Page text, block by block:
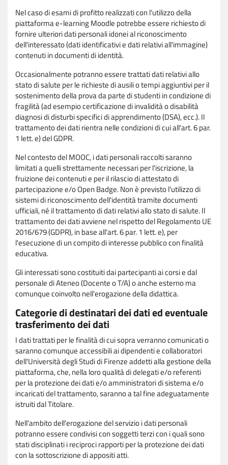
Nel caso di esami di profitto realizzati con l'utilizzo della
piattaforma e-learning Moodle potrebbe essere richiesto di
fornire ulteriori dati personali idonei al riconoscimento
dell'interessato (dati identificativi e dati relativi all'immagine)
contenuti in documenti di identità.
Occasionalmente potranno essere trattati dati relativi allo
stato di salute per le richieste di ausili o tempi aggiuntivi per il
sostenimento della prova da parte di studenti in condizione di
fragilità (ad esempio certificazione di invalidità o disabilità
diagnosi di disturbi specifici di apprendimento (DSA), ecc.). Il
trattamento dei dati rientra nelle condizioni di cui all'art. 6 par.
1 lett. e) del GDPR.
Nel contesto del MOOC, i dati personali raccolti saranno
limitati a quelli strettamente necessari per l'iscrizione, la
fruizione dei contenuti e per il rilascio di attestato di
partecipazione e/o Open Badge. Non è previsto l'utilizzo di
sistemi di riconoscimento dell'identità tramite documenti
ufficiali, né il trattamento di dati relativi allo stato di salute. Il
trattamento dei dati avviene nel rispetto del Regolamento UE
2016/679 (GDPR), in base all'art. 6 par. 1 lett. e), per
l'esecuzione di un compito di interesse pubblico con finalità
educativa.
Gli interessati sono costituiti dai partecipanti ai corsi e dal
personale di Ateneo (Docente o T/A) o anche esterno ma
comunque coinvolto nell'erogazione della didattica.
Categorie di destinatari dei dati ed eventuale
trasferimento dei dati
I dati trattati per le finalità di cui sopra verranno comunicati o
saranno comunque accessibili ai dipendenti e collaboratori
dell'Università degli Studi di Firenze addetti alla gestione della
piattaforma, che, nella loro qualità di delegati e/o referenti
per la protezione dei dati e/o amministratori di sistema e/o
incaricati del trattamento, saranno a tal fine adeguatamente
istruiti dal Titolare.
Nell'ambito dell'erogazione del servizio i dati personali
potranno essere condivisi con soggetti terzi con i quali sono
stati disciplinati i reciproci rapporti per la protezione dei dati
con la sottoscrizione di appositi atti.